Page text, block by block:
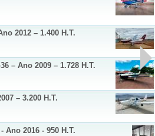
2012 – 1.400 H.T.
– Ano 2009 – 1.728 H.T.
– 3.200 H.T.
Ano 2016 - 950 H.T.